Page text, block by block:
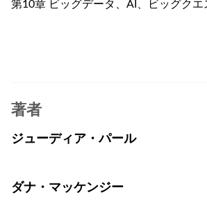
第10章 ビッグデータ、AI、ビッグクエ
著者
ジューディア・パール
ダナ・マッケンジー